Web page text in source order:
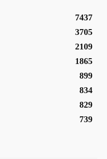
7437
3705
2109
1865
899
834
829
739